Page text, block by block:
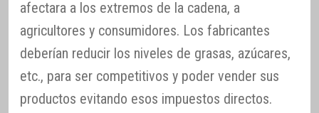
afectara a los extremos de la cadena, a
agricultores y consumidores. Los fabricantes
deberían reducir los niveles de grasas, azúcares,
etc., para ser competitivos y poder vender sus
productos evitando esos impuestos directos.